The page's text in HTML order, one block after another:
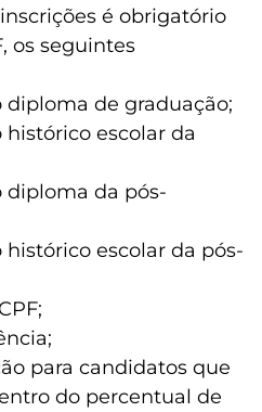
é obrigatório
os seguintes
diploma de graduação;
escolar da
diploma da pós-
escolar da pós-
para candidatos que
do percentual de